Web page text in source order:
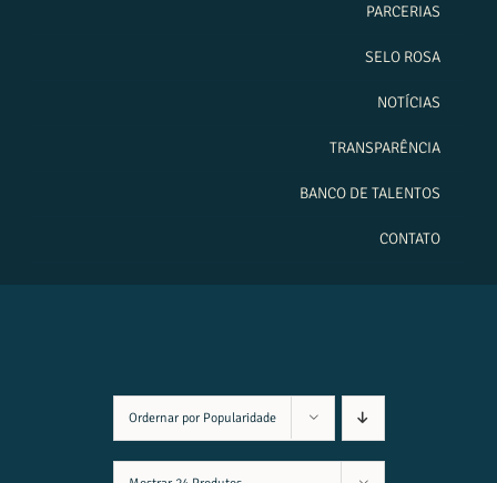
PARCERIAS
SELO ROSA
NOTÍCIAS
TRANSPARÊNCIA
BANCO DE TALENTOS
CONTATO
Ordernar por Popularidade